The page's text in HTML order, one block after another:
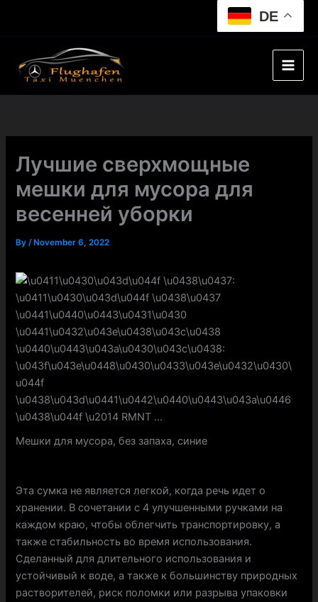
DE
Лучшие сверхмощные
мешки для мусора для
весенней уборки
By/ November 6, 2022
Мешки для мусора, без запаха, синие
Эта сумка не является легкой, когда речь идет о
хранении. В сочетании с 4 улучшенными ручками на
каждом краю, чтобы облегчить транспортировку, а
также стабильность во время использования.
Сделанный для длительного использования и
устойчивый к воде, а также к большинству природных
растворителей, риск поломки или разрыва упаковки